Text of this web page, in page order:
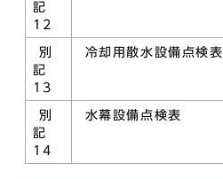
記
12
別
記
13
冷却用散水設備点検表
別
記
14
水幕設備点検表